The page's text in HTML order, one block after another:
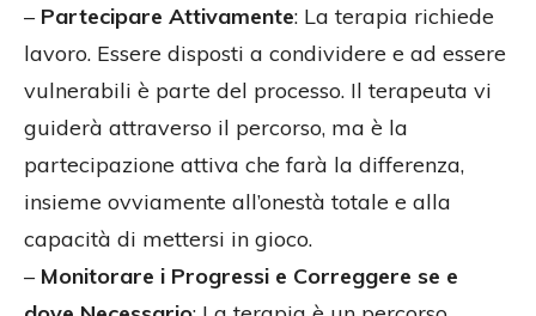
– Partecipare Attivamente: La terapia richiede
lavoro. Essere disposti a condividere e ad essere
vulnerabili è parte del processo. Il terapeuta vi
guiderà attraverso il percorso, ma è la
partecipazione attiva che farà la differenza,
insieme ovviamente all’onestà totale e alla
capacità di mettersi in gioco.
– Monitorare i Progressi e Correggere se e